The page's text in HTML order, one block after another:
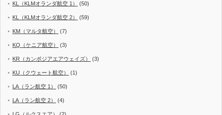
KL（KLMオランダ航空 1） (50)
KL（KLMオランダ航空 2） (59)
KM（マルタ航空） (7)
KQ（ケニア航空） (3)
KR（カンボジアエアウェイズ） (3)
KU（クウェート航空） (1)
LA（ラン航空 1） (50)
LA（ラン航空 2） (4)